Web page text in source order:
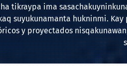
tikraypa ima
suyukunamanta hukninmi.
y proyectados